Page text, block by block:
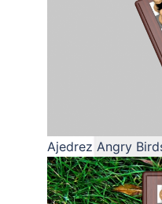
Ajedrez Angry